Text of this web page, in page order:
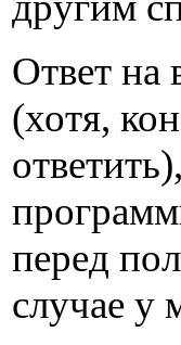
Ответ на
(хотя,
перед
случае у